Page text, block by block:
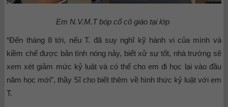
Em N.V.M.T bóp cổ cô giáo tại lớp
“Đến tháng 8 tới, nếu T. đã suy nghĩ kỹ hành vi của mình và
kiềm chế được bản tính nóng nảy, biết xử sự tốt, nhà trường sẽ
xem xét giảm mức kỷ luật và có thể cho em đi học lại vào đầu
năm học mới”, thầy Sĩ cho biết thêm về hình thức kỷ luật với em
T.